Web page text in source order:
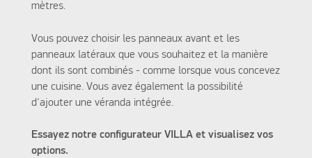
mètres.
Vous pouvez choisir les panneaux avant et les
panneaux latéraux que vous souhaitez et la manière
dont ils sont combinés - comme lorsque vous concevez
une cuisine. Vous avez également la possibilité
d'ajouter une véranda intégrée.
Essayez notre configurateur VILLA et visualisez vos
options.